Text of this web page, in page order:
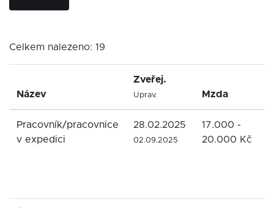
Celkem nalezeno: 19
Název
Zveřej.
Uprav. Mzda
Pracovník/pracovnice
v expedici
28.02.2025
02.09.2025
17.000 -
20.000 Kč